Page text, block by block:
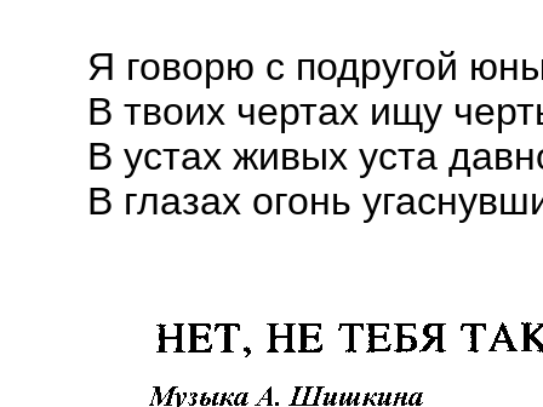
Я говорю с подругой
В твоих чертах ищу
В устах живых уста
В глазах огонь